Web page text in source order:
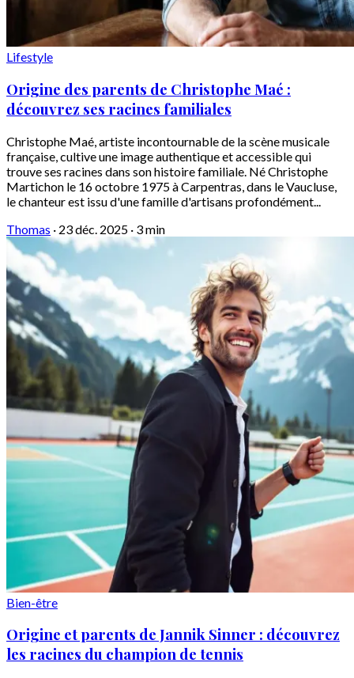
Lifestyle
Origine des parents de Christophe Maé :
découvrez ses racines familiales
Christophe Maé, artiste incontournable de la scène musicale
française, cultive une image authentique et accessible qui
trouve ses racines dans son histoire familiale. Né Christophe
Martichon le 16 octobre 1975 à Carpentras, dans le Vaucluse,
le chanteur est issu d'une famille d'artisans profondément...
Thomas · 23 déc. 2025 · 3 min
Bien-être
Origine et parents de Jannik Sinner : découvrez
les racines du champion de tennis